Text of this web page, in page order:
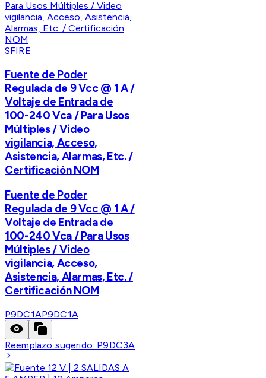
SFIRE
Fuente de Poder
Regulada de 9 Vcc @ 1 A /
Voltaje de Entrada de
100-240 Vca / Para Usos
Múltiples / Video
vigilancia, Acceso,
Asistencia, Alarmas, Etc. /
Certificación NOM
Fuente de Poder
Regulada de 9 Vcc @ 1 A /
Voltaje de Entrada de
100-240 Vca / Para Usos
Múltiples / Video
vigilancia, Acceso,
Asistencia, Alarmas, Etc. /
Certificación NOM
P9DC1AP9DC1A
Reemplazo sugerido: P9DC3A